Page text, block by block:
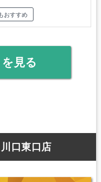
おすすめ
見る
口東口店